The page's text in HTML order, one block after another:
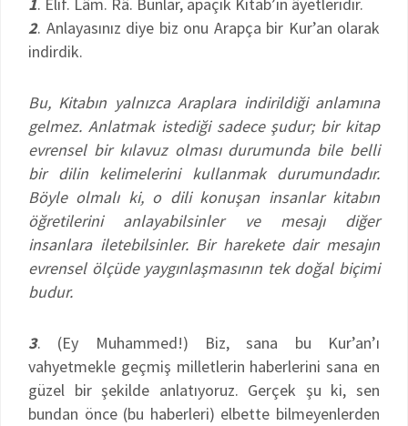
2. Anlayasınız diye biz onu Arapça bir Kur’an olarak
indirdik.
Bu, Kitabın yalnızca Araplara indirildiği anlamına
gelmez. Anlatmak istediği sadece şudur; bir kitap
evrensel bir kılavuz olması durumunda bile belli
bir dilin kelimelerini kullanmak durumundadır.
Böyle olmalı ki, o dili konuşan insanlar kitabın
öğretilerini anlayabilsinler ve mesajı diğer
insanlara iletebilsinler. Bir harekete dair mesajın
evrensel ölçüde yaygınlaşmasının tek doğal biçimi
budur.
3. (Ey Muhammed!) Biz, sana bu Kur’an’ı
vahyetmekle geçmiş milletlerin haberlerini sana en
güzel bir şekilde anlatıyoruz. Gerçek şu ki, sen
bundan önce (bu haberleri) elbette bilmeyenlerden